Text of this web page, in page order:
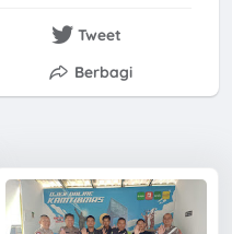
Tweet
Berbagi